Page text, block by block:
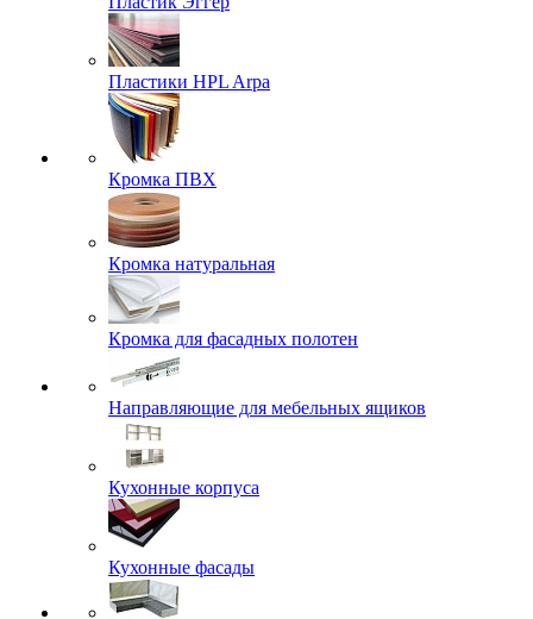
Пластики HPL Arpa
Кромка ПВХ
Кромка натуральная
Кромка для фасадных полотен
Направляющие для мебельных ящиков
Кухонные корпуса
Кухонные фасады